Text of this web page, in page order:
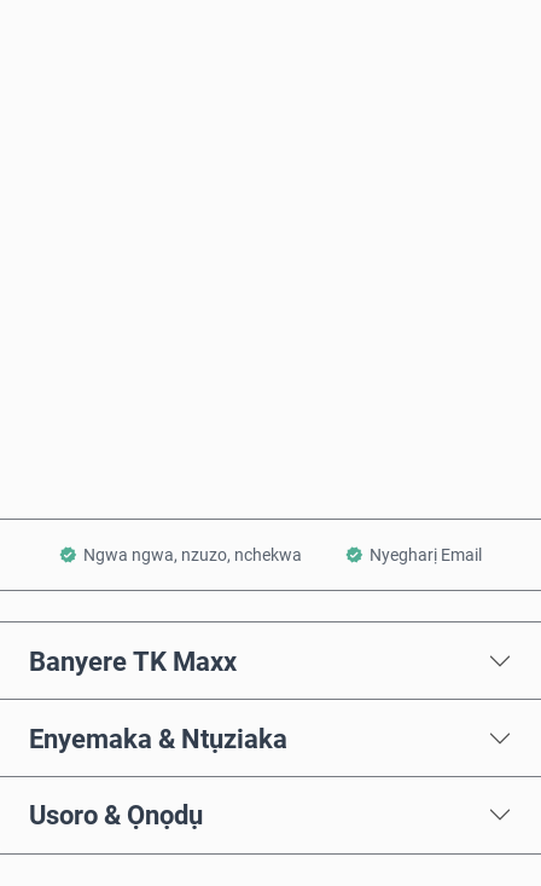
Ngwa ngwa, nzuzo, nchekwa Nyegharị Email
Banyere TK Maxx
Enyemaka & Ntụziaka
Usoro & Ọnọdụ